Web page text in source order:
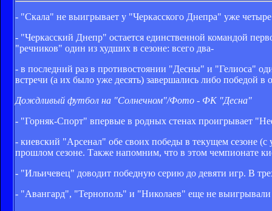
- "Скала" не выигрывает у "Черкасского Днепра" уже четыре
- "Черкасский Днепр" остается единственной командой
"речников" один из худших в сезоне: всего два-
- в последний раз в противостоянии "Десны" и "Гелиоса"
встречи (а их было уже десять) завершались либо победой
Дождливый футбол на "Солнечном"/Фото - ФК "Десна"
- "Горняк-Спорт" впервые в родных стенах проигрывает
- киевский "Арсенал" обе своих победы в текущем сезоне
прошлом сезоне. Также напомним, что в этом чемпионате
- "Ильичевец" доводит победную серию до девяти игр. В
- "Авангард", "Тернополь" и "Николаев" еще не